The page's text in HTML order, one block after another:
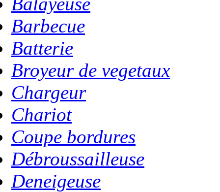
Barbecue
Batterie
Broyeur de vegetaux
Chargeur
Chariot
Coupe bordures
Débroussailleuse
Deneigeuse